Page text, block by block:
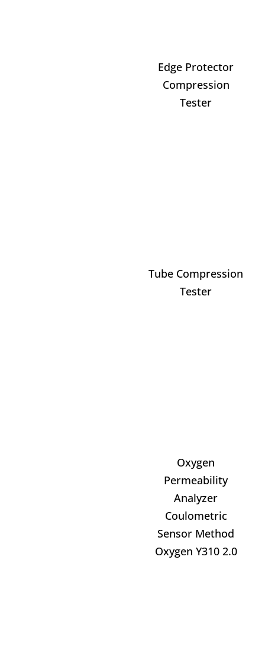
Edge Protector
Compression
Tester
Tube Compression
Tester
Oxygen
Permeability
Analyzer
Coulometric
Sensor Method
Oxygen Y310 2.0